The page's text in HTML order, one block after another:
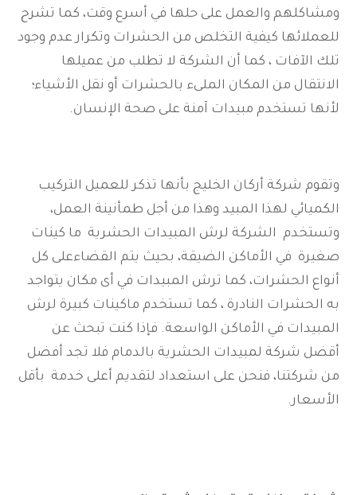
ومشاكلهم والعمل على حلها في أسرع وقت، كما تشرح
للعملائها كيفية التخلص من الحشرات وتكرار عدم وجود
تلك الآفات ، كما أن الشركة لا تطلب من عميلها
الانتقال من المكان الملىء بالحشرات أو نقل الأشياء؛
لأنها تستخدم مبيدات آمنة على صحة الإنسان.
وتقوم شركة أركان الخليج بأنها تذكر للعميل التركيب
الكميائي لهذا المبيد وهذا من أجل طمأنينة العمل،
وتستخدم الشركة لرش المبيدات الحشرية ما كينات
صغيرة في الأماكن الضيقة، بحيث يتم القضاءعلى كل
أنواع الحشرات، كما ترش المبيدات في أى مكان يتواجد
به الحشرات النادرة ، كما تستخدم ماكينات كبيرة لرش
المبيدات في الأماكن الواسعة. فإذا كنت تبحث عن
أقضل شركة لمبيدات الحشرية بالدمام فلا تجد أفضل
من شركتنا، فنحن على استعداد لتقديم أعلى خدمة بأقل
الأسعار.